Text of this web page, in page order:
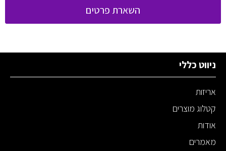
השארת פרטים
ניווט כללי
אריזות
קטלוג מוצרים
אודות
מאמרים